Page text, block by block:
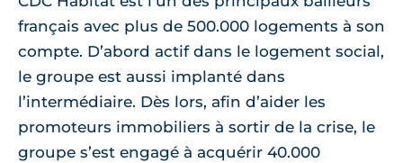
français avec plus de 500.000 logements à son
compte. D’abord actif dans le logement social,
le groupe est aussi implanté dans
l’intermédiaire. Dès lors, afin d’aider les
promoteurs immobiliers à sortir de la crise, le
groupe s’est engagé à acquérir 40.000